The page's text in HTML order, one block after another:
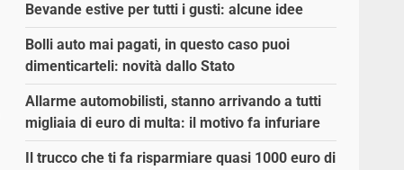
Bevande estive per tutti i gusti: alcune idee
Bolli auto mai pagati, in questo caso puoi
dimenticarteli: novità dallo Stato
Allarme automobilisti, stanno arrivando a tutti
migliaia di euro di multa: il motivo fa infuriare
Il trucco che ti fa risparmiare quasi 1000 euro di